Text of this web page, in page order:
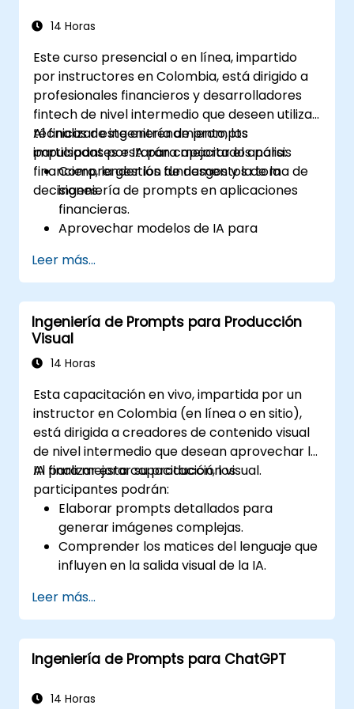
14 Horas
Este curso presencial o en línea, impartido
por instructores en Colombia, está dirigido a
profesionales financieros y desarrolladores
fintech de nivel intermedio que deseen utilizar
técnicas de ingeniería de prompts
impulsadas por IA para mejorar el análisis
financiero, la gestión de riesgos y la toma de
decisiones.
Al finalizar este entrenamiento, los
participantes estarán capacitados para:
Comprender los fundamentos de la
ingeniería de prompts en aplicaciones
financieras.
Aprovechar modelos de IA para
sentimiento del mercado.
Automatizar la elaboración de informes
financieros y la extracción de datos
mediante prompts de IA.
Desarrollar modelos de evaluación de
riesgos impulsados por IA mediante
Garantizar el cumplimiento normativo y
las consideraciones éticas al utilizar IA en
el sector financiero.
Leer más...
Ingeniería de Prompts para Producción
Visual
14 Horas
Esta capacitación en vivo, impartida por un
instructor en Colombia (en línea o en sitio),
está dirigida a creadores de contenido visual
de nivel intermedio que desean aprovechar la
IA para mejorar su producción visual.
Al finalizar esta capacitación, los
participantes podrán:
Elaborar prompts detallados para
generar imágenes complejas.
Comprender los matices del lenguaje que
influyen en la salida visual de la IA.
prompts en diversos tipos de medios
visuales.
Evaluar y perfeccionar imágenes
generadas por IA para cumplir con los
Leer más...
Ingeniería de Prompts para ChatGPT
14 Horas